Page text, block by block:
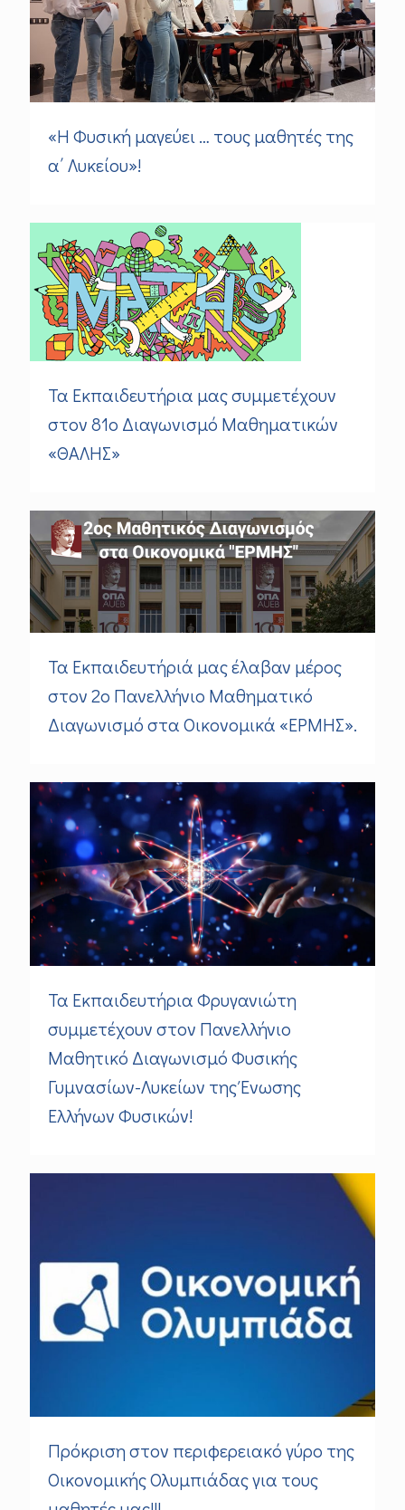
«Η Φυσική μαγεύει … τους μαθητές της
α΄ Λυκείου»!
Τα Εκπαιδευτήρια μας συμμετέχουν
στον 81ο Διαγωνισμό Μαθηματικών
«ΘΑΛΗΣ»
Τα Εκπαιδευτήριά μας έλαβαν μέρος
στον 2ο Πανελλήνιο Μαθηματικό
Διαγωνισμό στα Οικονομικά «ΕΡΜΗΣ».
Τα Εκπαιδευτήρια Φρυγανιώτη
συμμετέχουν στον Πανελλήνιο
Μαθητικό Διαγωνισμό Φυσικής
Γυμνασίων-Λυκείων της Ένωσης
Ελλήνων Φυσικών!
Πρόκριση στον περιφερειακό γύρο της
Οικονομικής Ολυμπιάδας για τους